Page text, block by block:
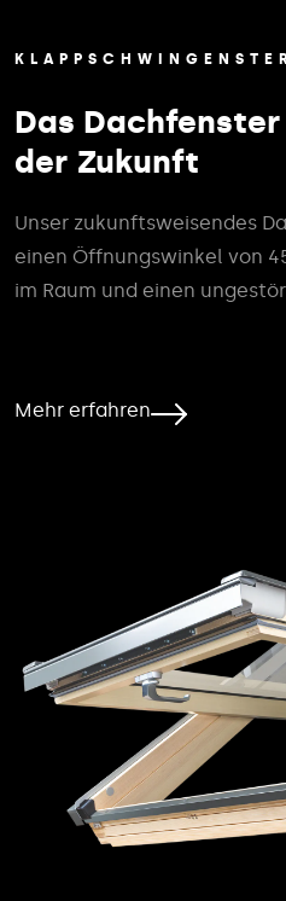
KLAPPSCHWINGENSTER
Das Dachfenster
der Zukunft
Unser zukunftsweisendes
einen Öffnungswinkel von
im Raum und einen
Mehr erfahren